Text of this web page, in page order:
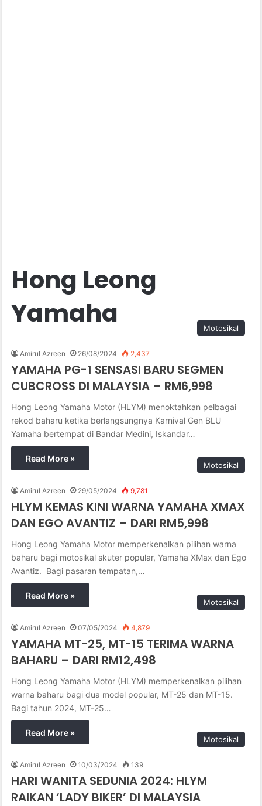
Hong Leong
Yamaha
Motosikal
Amirul Azreen 26/08/2024 2,437
YAMAHA PG-1 SENSASI BARU SEGMEN
CUBCROSS DI MALAYSIA – RM6,998
Hong Leong Yamaha Motor (HLYM) menoktahkan pelbagai
rekod baharu ketika berlangsungnya Karnival Gen BLU
Yamaha bertempat di Bandar Medini, Iskandar…
Read More »
Motosikal
Amirul Azreen 29/05/2024 9,781
HLYM KEMAS KINI WARNA YAMAHA XMAX
DAN EGO AVANTIZ – DARI RM5,998
Hong Leong Yamaha Motor memperkenalkan pilihan warna
baharu bagi motosikal skuter popular, Yamaha XMax dan Ego
Avantiz. Bagi pasaran tempatan,…
Read More »
Motosikal
Amirul Azreen 07/05/2024 4,879
YAMAHA MT-25, MT-15 TERIMA WARNA
BAHARU – DARI RM12,498
Hong Leong Yamaha Motor (HLYM) memperkenalkan pilihan
warna baharu bagi dua model popular, MT-25 dan MT-15.
Bagi tahun 2024, MT-25…
Read More »
Motosikal
Amirul Azreen 10/03/2024 139
HARI WANITA SEDUNIA 2024: HLYM
RAIKAN ‘LADY BIKER’ DI MALAYSIA